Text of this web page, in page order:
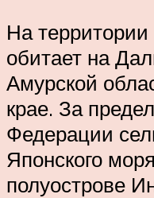
На
обитает на
Амурской
крае. За
Федерации
Японского
полуострове